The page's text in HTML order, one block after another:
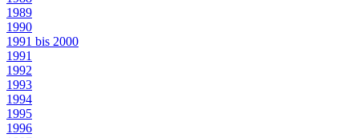
1989
1990
1991 bis 2000
1991
1992
1993
1994
1995
1996